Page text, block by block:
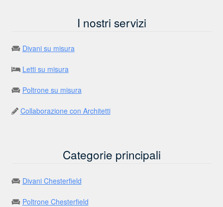
I nostri servizi
Divani su misura
Letti su misura
Poltrone su misura
Collaborazione con Architetti
Categorie principali
Divani Chesterfield
Poltrone Chesterfield